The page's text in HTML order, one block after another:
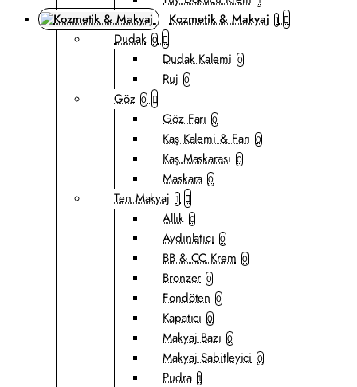
Kozmetik & Makyaj 1
Dudak 0
Dudak Kalemi 0
Ruj 0
Göz 0
Göz Farı 0
Kaş Kalemi & Farı 0
Kaş Maskarası 0
Maskara 0
Ten Makyaj 1
Allık 0
Aydınlatıcı 0
BB & CC Krem 0
Bronzer 0
Fondöten 0
Kapatıcı 0
Makyaj Bazı 0
Makyaj Sabitleyici 0
Pudra 1